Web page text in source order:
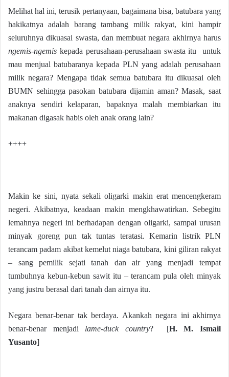
Melihat hal ini, terusik pertanyaan, bagaimana bisa, batubara yang
hakikatnya adalah barang tambang milik rakyat, kini hampir
seluruhnya dikuasai swasta, dan membuat negara akhirnya harus
ngemis-ngemis kepada perusahaan-perusahaan swasta itu untuk
mau menjual batubaranya kepada PLN yang adalah perusahaan
milik negara? Mengapa tidak semua batubara itu dikuasai oleh
BUMN sehingga pasokan batubara dijamin aman? Masak, saat
anaknya sendiri kelaparan, bapaknya malah membiarkan itu
makanan digasak habis oleh anak orang lain?
++++
Makin ke sini, nyata sekali oligarki makin erat mencengkeram
negeri. Akibatnya, keadaan makin mengkhawatirkan. Sebegitu
lemahnya negeri ini berhadapan dengan oligarki, sampai urusan
minyak goreng pun tak tuntas teratasi. Kemarin listrik PLN
terancam padam akibat kemelut niaga batubara, kini giliran rakyat
– sang pemilik sejati tanah dan air yang menjadi tempat
tumbuhnya kebun-kebun sawit itu – terancam pula oleh minyak
yang justru berasal dari tanah dan airnya itu.
Negara benar-benar tak berdaya. Akankah negara ini akhirnya
benar-benar menjadi lame-duck country? [H. M. Ismail
Yusanto]